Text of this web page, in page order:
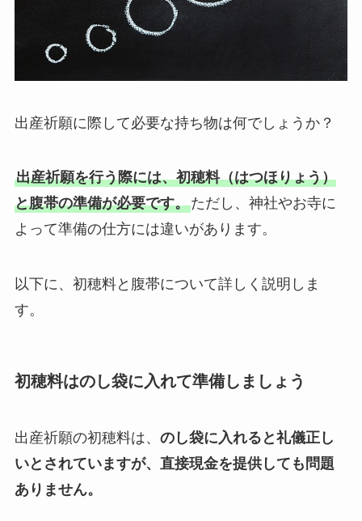
出産祈願に際して必要な持ち物は何でしょうか？
出産祈願を行う際には、初穂料（はつほりょう）
と腹帯の準備が必要です。ただし、神社やお寺に
よって準備の仕方には違いがあります。
以下に、初穂料と腹帯について詳しく説明しま
す。
初穂料はのし袋に入れて準備しましょう
出産祈願の初穂料は、 のし袋に入れると礼儀正し
いとされていますが、直接現金を提供しても問題
ありません。